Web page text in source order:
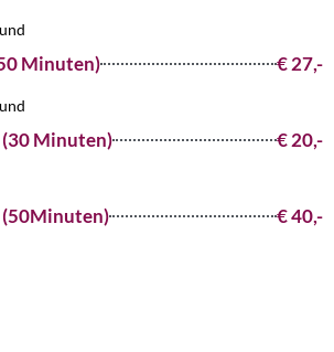
Minuten) € 27,-
Minuten) € 20,-
(50Minuten) € 40,-